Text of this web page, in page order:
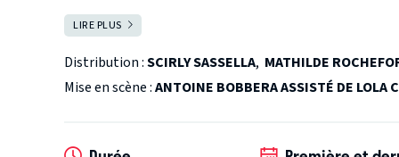
rencontre Maty, une ancienne lutine magicienne et
fonctionne à merveille. Mais Lily n’est pas très
l’accompagnement de Maty, à sa persévérance et à
réparer ces erreurs et à croire en elle. Elle
et de tendresse. Destiné aux enfants dès 3 ans, il
LIRE PLUS
Distribution :SCIRLY SASSELLA, MATHILDE
Mise en scène :ANTOINE BOBBERA ASSISTÉ DE LOLA